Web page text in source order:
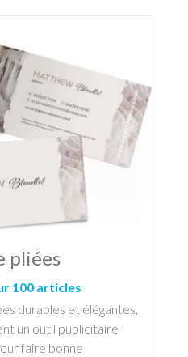
pliées
100 articles
durables et élégantes,
un outil publicitaire
faire bonne